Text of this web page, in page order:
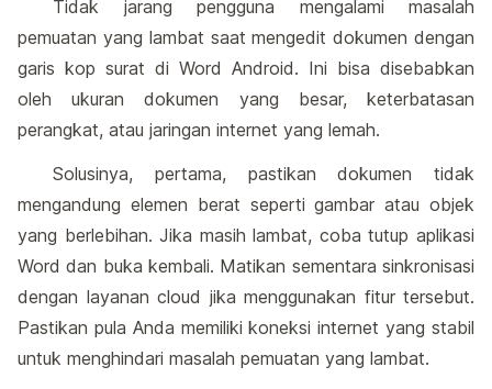
Tidak jarang pengguna mengalami masalah
pemuatan yang lambat saat mengedit dokumen dengan
garis kop surat di Word Android. Ini bisa disebabkan
oleh ukuran dokumen yang besar, keterbatasan
perangkat, atau jaringan internet yang lemah.
Solusinya, pertama, pastikan dokumen tidak
mengandung elemen berat seperti gambar atau objek
yang berlebihan. Jika masih lambat, coba tutup aplikasi
Word dan buka kembali. Matikan sementara sinkronisasi
dengan layanan cloud jika menggunakan fitur tersebut.
Pastikan pula Anda memiliki koneksi internet yang stabil
untuk menghindari masalah pemuatan yang lambat.